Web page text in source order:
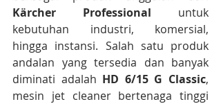
Kärcher Professional untuk
kebutuhan industri, komersial,
hingga instansi. Salah satu produk
andalan yang tersedia dan banyak
diminati adalah HD 6/15 G Classic,
mesin jet cleaner bertenaga tinggi